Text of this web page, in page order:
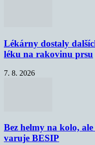
Lékárny dostaly
léku na rakovinu prsu
7. 8. 2026
Bez helmy na kolo,
varuje BESIP